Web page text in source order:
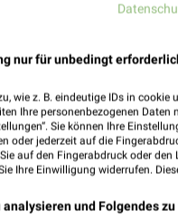
NAVIGATION MIT
nur für unbedingt
wie z. B. eindeutige IDs in cookie
Ihre personenbezogenen Daten
Sie können Ihre
oder jederzeit auf die
auf den Fingerabdruck oder den
Ihre Einwilligung widerrufen.
und Folgendes zu